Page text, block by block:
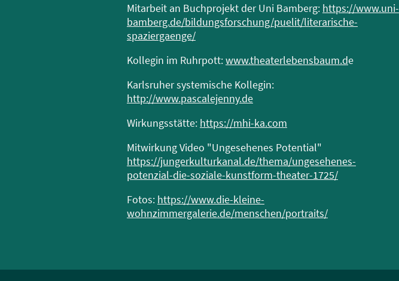
Mitarbeit an Buchprojekt der Uni Bamberg: https://www.uni-
bamberg.de/bildungsforschung/puelit/literarische-
spaziergaenge/
Kollegin im Ruhrpott:www.theaterlebensbaum.de
Karlsruher systemische Kollegin:
http://www.pascalejenny.de
Wirkungsstätte: https://mhi-ka.com
Mitwirkung Video "Ungesehenes Potential"
https://jungerkulturkanal.de/thema/ungesehenes-
potenzial-die-soziale-kunstform-theater-1725/
Fotos: https://www.die-kleine-
wohnzimmergalerie.de/menschen/portraits/